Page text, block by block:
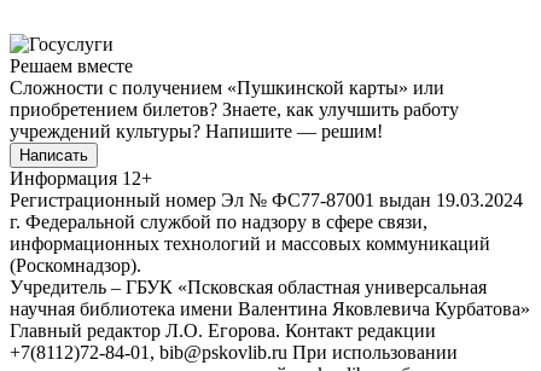
Решаем вместе
Сложности с получением «Пушкинской карты» или
приобретением билетов? Знаете, как улучшить работу
учреждений культуры? Напишите — решим!
Написать
Информация 12+
Регистрационный номер Эл № ФС77-87001 выдан 19.03.2024
г. Федеральной службой по надзору в сфере связи,
информационных технологий и массовых коммуникаций
(Роскомнадзор).
Учредитель – ГБУК «Псковская областная универсальная
научная библиотека имени Валентина Яковлевича Курбатова»
Главный редактор Л.О. Егорова. Контакт редакции
+7(8112)72-84-01, bib@pskovlib.ru При использовании